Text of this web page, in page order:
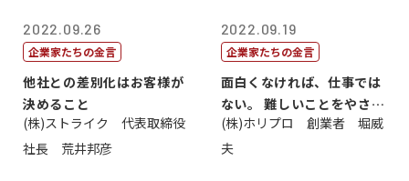
2022.09.26
企業家たちの金言
他社との差別化はお客様が
決めること
(株)ストライク 代表取締役
社長 荒井邦彦
2022.09.19
企業家たちの金言
面白くなければ、仕事では
ない。 難しいことをやさし
く。やさし...
(株)ホリプロ 創業者 堀威
夫